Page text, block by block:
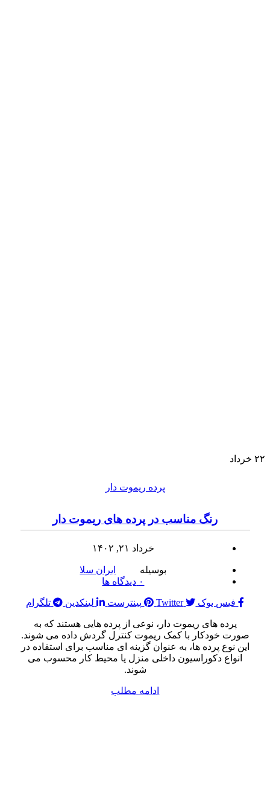
۲۲ خرداد
پرده ریموت دار
رنگ مناسب در پرده های ریموت دار
خرداد ۲۱, ۱۴۰۲
بوسیله
ایران سلا
۰ دیدگاه ها
فیس بوک Twitter پینترست لینکدین تلگرام
پرده های ریموت دار، نوعی از پرده هایی هستند که به
صورت خودکار با کمک ریموت کنترل گردش داده می شوند.
این نوع پرده ها، به عنوان گزینه ای مناسب برای استفاده در
انواع دکوراسیون داخلی منزل یا محیط کار محسوب می
شوند.
ادامه مطلب